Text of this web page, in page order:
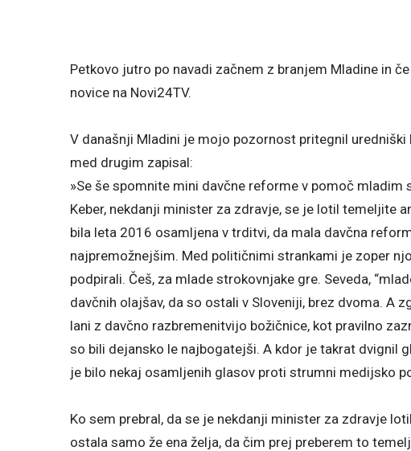
Petkovo jutro po navadi začnem z branjem Mladine in
novice na Novi24TV.
V današnji Mladini je mojo pozornost pritegnil
med drugim zapisal:
»Se še spomnite mini davčne reforme v pomoč mladim
Keber, nekdanji minister za zdravje, se je lotil temeljite
bila leta 2016 osamljena v trditvi, da mala davčna
najpremožnejšim. Med političnimi strankami je zoper
podpirali. Češ, za mlade strokovnjake gre. Seveda,
davčnih olajšav, da so ostali v Sloveniji, brez dvoma. A
lani z davčno razbremenitvijo božičnice, kot pravilno
so bili dejansko le najbogatejši. A kdor je takrat dvignil
je bilo nekaj osamljenih glasov proti strumni medijsko
Ko sem prebral, da se je nekdanji minister za zdravje
ostala samo že ena želja, da čim prej preberem to